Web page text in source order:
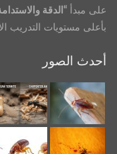
على مبدأ “الدقة
بأعلى مستويات التدريب
أحدث الصور